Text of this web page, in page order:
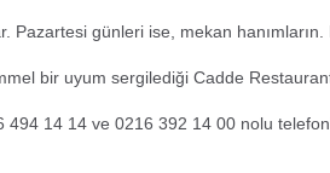
Pazartesi günleri ise, mekan hanımların.
bir uyum sergilediği Cadde
14 14 ve 0216 392 14 00 nolu